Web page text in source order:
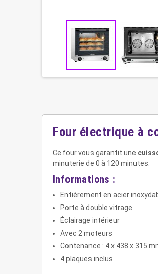
Four électrique à
Ce four vous garantit une
minuterie de 0 à 120 minutes.
Informations :
Entièrement en acier
Porte à double vitrage
Éclairage intérieur
Avec 2 moteurs
Contenance : 4 x 438 x 315
4 plaques inclus